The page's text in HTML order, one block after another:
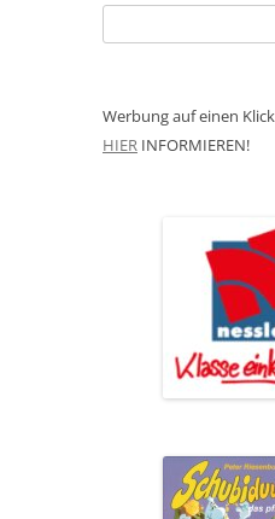
nach:
Werbung auf einen
HIER INFORMIEREN!